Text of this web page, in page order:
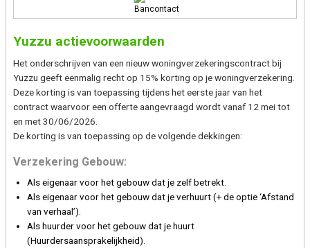
Yuzzu actievoorwaarden
Het onderschrijven van een nieuw woningverzekeringscontract bij
Yuzzu geeft eenmalig recht op 15% korting op je woningverzekering.
Deze korting is van toepassing tijdens het eerste jaar van het
contract waarvoor een offerte aangevraagd wordt vanaf 12 mei tot
en met 30/06/2026.
De korting is van toepassing op de volgende dekkingen:
Verzekering Gebouw:
Als eigenaar voor het gebouw dat je zelf betrekt.
Als eigenaar voor het gebouw dat je verhuurt (+ de optie ‘Afstand
van verhaal’).
Als huurder voor het gebouw dat je huurt
(Huurdersaansprakelijkheid).